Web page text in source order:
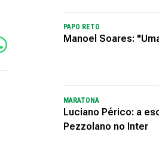
PAPO RETO
Manoel Soares:
MARATONA
Luciano Périco: a
Pezzolano no Inter